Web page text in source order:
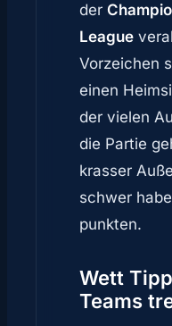
der
League
Vorzeichen
einen
der vielen
die Partie
krasser
schwer
punkten.
Wett
Teams